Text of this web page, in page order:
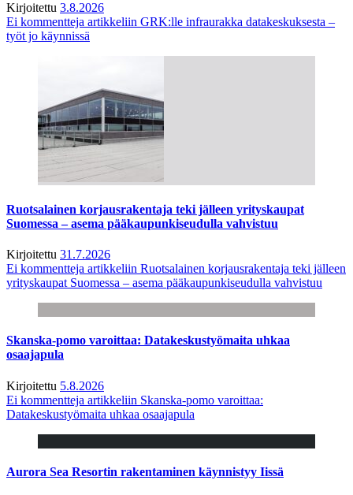
Kirjoitettu 3.8.2026
Ei kommentteja artikkeliin GRK:lle infraurakka datakeskuksesta –
työt jo käynnissä
Ruotsalainen korjausrakentaja teki jälleen yrityskaupat
Suomessa – asema pääkaupunkiseudulla vahvistuu
Kirjoitettu 31.7.2026
Ei kommentteja artikkeliin Ruotsalainen korjausrakentaja teki jälleen
yrityskaupat Suomessa – asema pääkaupunkiseudulla vahvistuu
Skanska-pomo varoittaa: Datakeskustyömaita uhkaa
osaajapula
Kirjoitettu 5.8.2026
Ei kommentteja artikkeliin Skanska-pomo varoittaa:
Datakeskustyömaita uhkaa osaajapula
Aurora Sea Resortin rakentaminen käynnistyy Iissä